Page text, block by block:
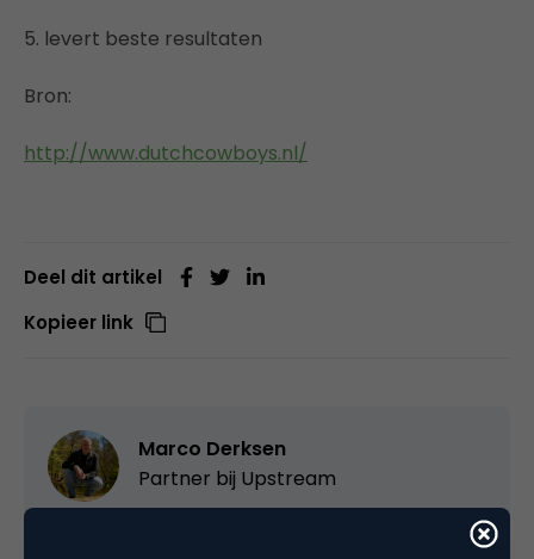
5. levert beste resultaten
Bron:
http://www.dutchcowboys.nl/
Deel dit artikel
Kopieer link
Marco Derksen
Partner bij Upstream